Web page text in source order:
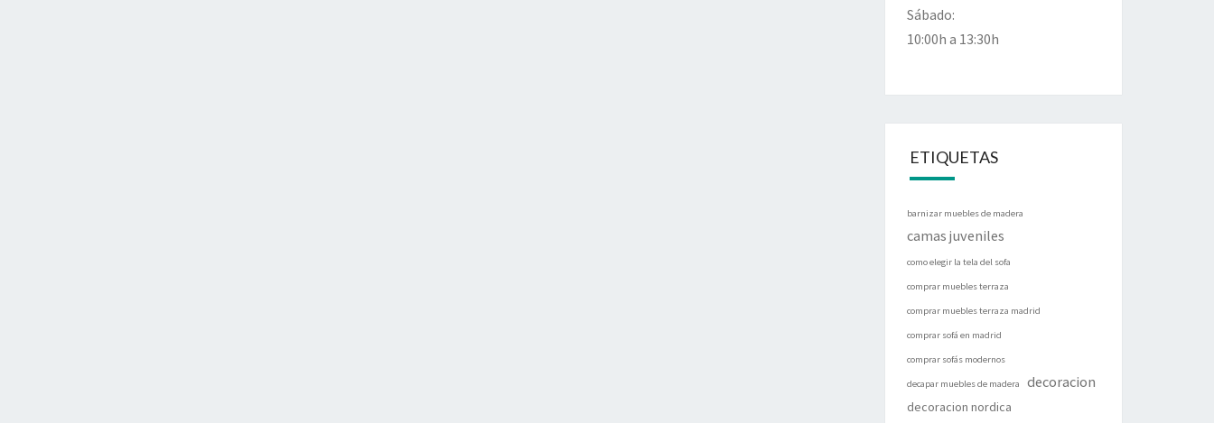
Sábado:
10:00h a 13:30h
ETIQUETAS
barnizar muebles de madera
camas juveniles
como elegir la tela del sofa
comprar muebles terraza
comprar muebles terraza madrid
comprar sofá en madrid
comprar sofás modernos
decapar muebles de madera decoracion
decoracion nordica